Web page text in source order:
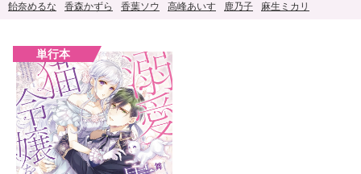
飴奈めるな
香森かずら 香葉ソウ 高峰あいす 鹿乃子 麻生ミカリ